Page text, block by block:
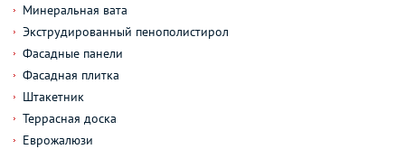
Минеральная вата
Экструдированный пенополистирол
Фасадные панели
Фасадная плитка
Штакетник
Террасная доска
Еврожалюзи